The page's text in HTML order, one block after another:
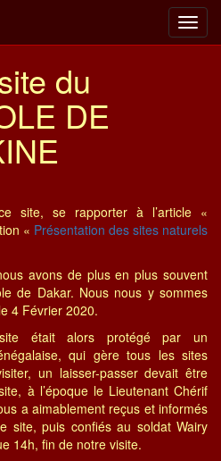
du
DE
site, se rapporter à l’article «
« Présentation des sites naturels
avons de plus en plus souvent
de Dakar. Nous nous y sommes
4 Février 2020.
était alors protégé par un
qui gère tous les sites
un laisser-passer devait être
à l’époque le Lieutenant Chérif
a aimablement reçus et informés
site, puis confiés au soldat Wairy
14h, fin de notre visite.